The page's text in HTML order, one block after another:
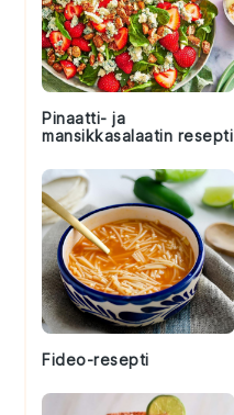
Pinaatti- ja
mansikkasalaatin resepti
Fideo-resepti